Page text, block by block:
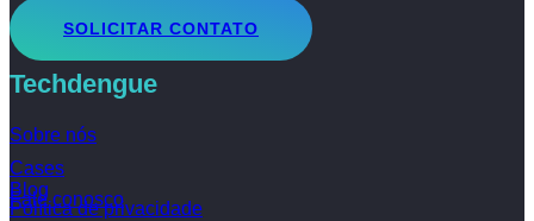
SOLICITAR CONTATO
Techdengue
Sobre nós
Cases
Blog
Fale conosco
Política de privacidade